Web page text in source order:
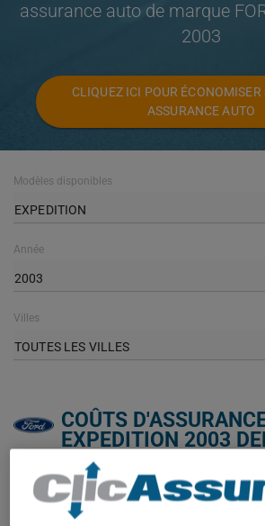
assurance auto de marque
2003
CLIQUEZ ICI POUR ÉCONOMISER
ASSURANCE AUTO
Modèles disponibles
EXPEDITION
Année
2003
Villes
TOUTES LES VILLES
COÛTS
EXPEDITION 2003
Nous n'avons pas encore suffisamment
d'assurance auto pour ce véhicule.